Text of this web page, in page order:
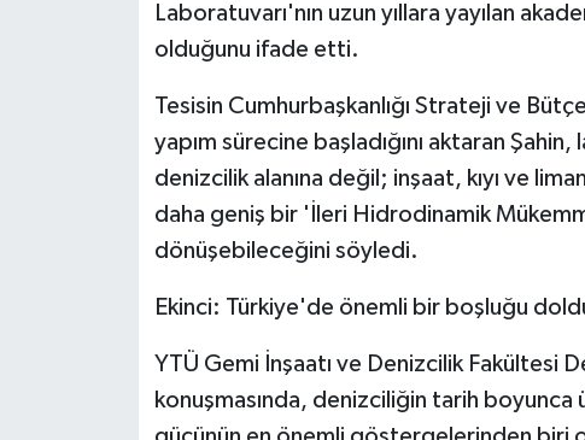
Laboratuvarı'nın uzun yıllara yayılan
olduğunu ifade etti.
Tesisin Cumhurbaşkanlığı Strateji ve
yapım sürecine başladığını aktaran
denizcilik alanına değil; inşaat, kıyı ve
daha geniş bir 'İleri Hidrodinamik
dönüşebileceğini söyledi.
Ekinci: Türkiye'de önemli bir boşluğu
YTÜ Gemi İnşaatı ve Denizcilik Fakültesi
konuşmasında, denizciliğin tarih